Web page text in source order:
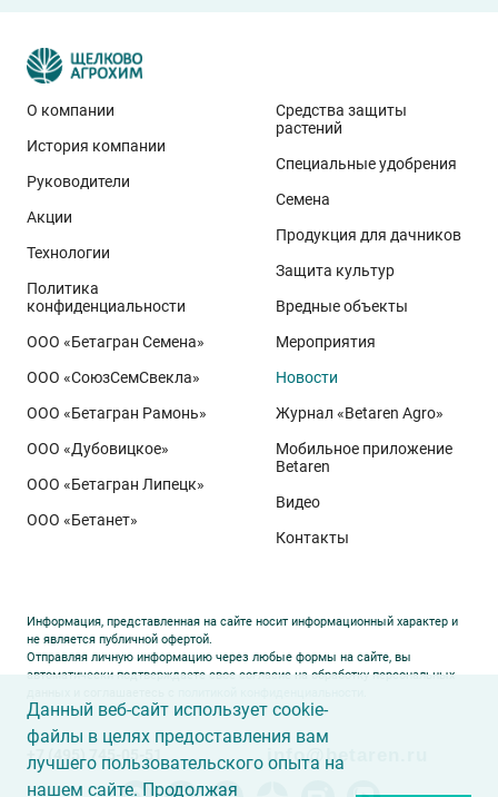
Эти результаты особенно показательны для
условий Приволжского федерального округа. Они
демонстрируют, что потенциал интенсивного сорта
реализуется при грамотном управлении
технологией: сбалансированном минеральном
питании, эффективной защите растений и точном
относится к новому поколению сортов орловского
биотипа озимой пшеницы. Это достижение
департамента селекции и семеноводства «Щёлково
Агрохим». Ей принадлежит рекорд
полученный в Орловской области в 2025 году.
Ермоловка максимально отзывчива на приёмы
интенсификации. Внесена в Государственный реестр
массивный поникающий колос и высокая
озернённость – до50–80
30у традиционных сортов. Именно такая
архитектура растения позволяет эффективно
использовать высокий агрофон и формировать
урожай, недостижимый для прежних селекционных
образцов.
О компании
История компании
Руководители
Акции
Технологии
Политика
конфиденциальности
ООО «Бетагран Семена»
ООО «СоюзСемСвекла»
ООО «Бетагран Рамонь»
ООО «Дубовицкое»
ООО «Бетагран Липецк»
ООО «Бетанет»
Средства защиты
растений
Специальные удобрения
Семена
Продукция для дачников
Защита культур
Вредные объекты
Мероприятия
Новости
Журнал «Betaren Agro»
Мобильное приложение
Betaren
Видео
Контакты
Информация, представленная на сайте носит информационный характер и
не является публичной офертой.
Отправляя личную информацию через любые формы на сайте, вы
автоматически подтверждаете свое согласие на обработку персональных
info@betaren.ru
Данный веб-сайт использует cookie-
файлы в целях предоставления вам
лучшего пользовательского опыта на
нашем сайте. Продолжая